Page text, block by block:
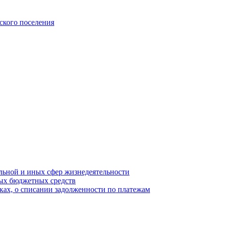
поселения
и иных сфер жизнедеятельности
бюджетных средств
о списании задолженности по платежам